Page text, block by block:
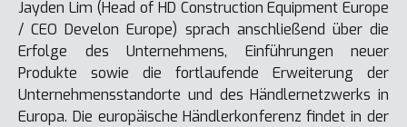
Jayden Lim (Head of HD Construction Equipment Europe
/ CEO Develon Europe) sprach anschließend über die
Erfolge des Unternehmens, Einführungen neuer
Produkte sowie die fortlaufende Erweiterung der
Unternehmensstandorte und des Händlernetzwerks in
Europa. Die europäische Händlerkonferenz findet in der